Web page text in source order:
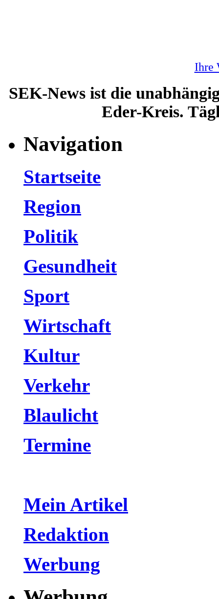
Ihre
SEK-News ist die
Eder-Kreis.
Navigation
Startseite
Region
Politik
Gesundheit
Sport
Wirtschaft
Kultur
Verkehr
Blaulicht
Termine
Mein Artikel
Redaktion
Werbung